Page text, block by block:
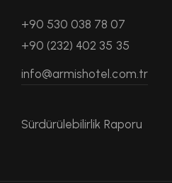
+90 530 038 78 07
+90 (232) 402 35 35
info@armishotel.com.tr
Sürdürülebilirlik Raporu